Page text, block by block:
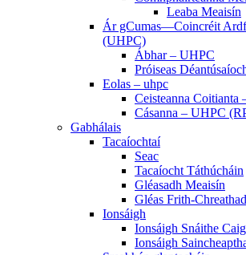
Leaba Meaisín
Ár gCumas—Coincréit
(UHPC)
Ábhar – UHPC
Próiseas
Eolas – uhpc
Ceisteanna Coitianta
Cásanna – UHPC
Gabhálais
Tacaíochtaí
Seac
Tacaíocht Táthúcháin
Gléasadh Meaisín
Gléas Frith-
Ionsáigh
Ionsáigh Snáithe
Ionsáigh